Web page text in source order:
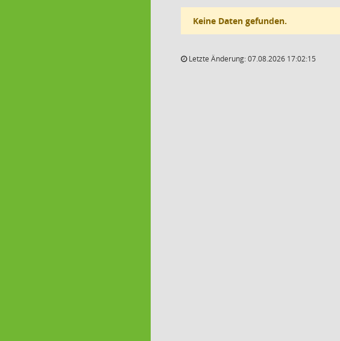
Keine Daten gefunden.
Letzte Änderung: 07.08.2026 17:02:15